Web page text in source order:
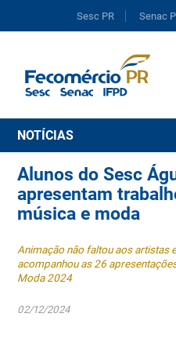
Sesc PR Senac
NOTÍCIAS
Alunos do Sesc
apresentam
música e moda
Animação não faltou aos artistas
acompanhou as 26
Moda 2024
02/12/2024